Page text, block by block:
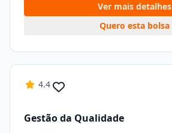
Ver mais detalhes
Quero esta bolsa
4.4
Gestão da Qualidade